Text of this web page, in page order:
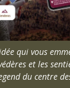
qui vous
et les
du centre